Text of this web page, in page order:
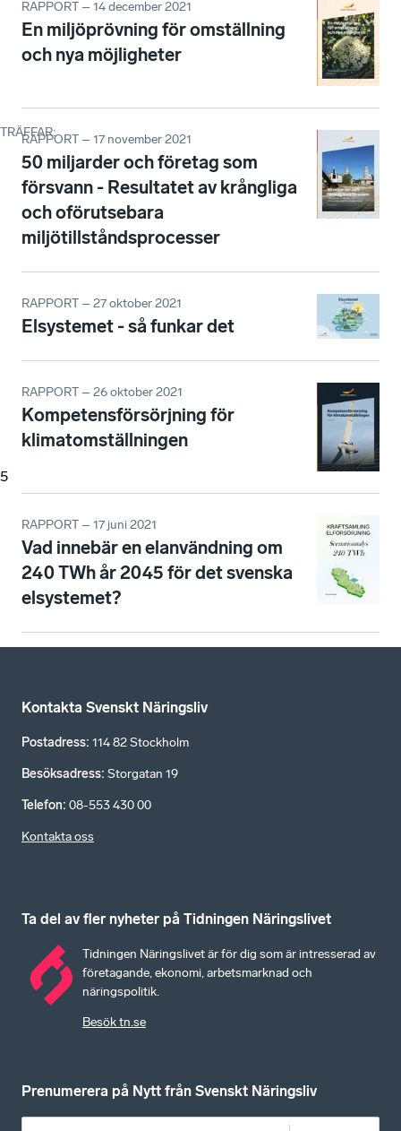
TRÄFFAR:
5
RAPPORT – 14 december 2021
En miljöprövning för omställning
och nya möjligheter
RAPPORT – 17 november 2021
50 miljarder och företag som
försvann - Resultatet av krångliga
och oförutsebara
miljötillståndsprocesser
RAPPORT – 27 oktober 2021
Elsystemet - så funkar det
RAPPORT – 26 oktober 2021
Kompetensförsörjning för
klimatomställningen
RAPPORT – 17 juni 2021
Vad innebär en elanvändning om
240 TWh år 2045 för det svenska
elsystemet?
Kontakta Svenskt Näringsliv
Postadress: 114 82 Stockholm
Besöksadress: Storgatan 19
Telefon: 08-553 430 00
Kontakta oss
Ta del av fler nyheter på Tidningen Näringslivet
Tidningen Näringslivet är för dig som är intresserad av
företagande, ekonomi, arbetsmarknad och
näringspolitik.
Besök tn.se
Prenumerera på Nytt från Svenskt Näringsliv